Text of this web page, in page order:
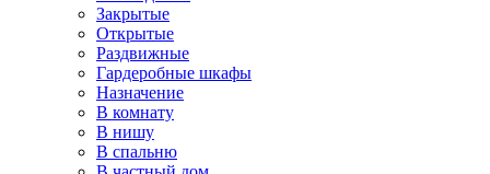
Закрытые
Открытые
Раздвижные
Гардеробные шкафы
Назначение
В комнату
В нишу
В спальню